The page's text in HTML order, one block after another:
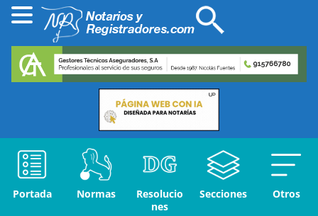
Portada Normas
Resolucio
nes
Secciones Otros